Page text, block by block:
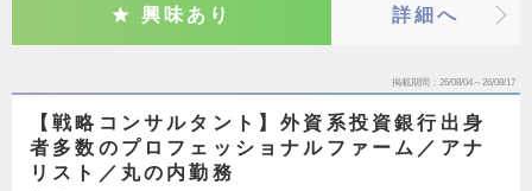
興味あり 詳細へ
掲載期間 26/08/04～26/08/17
【戦略コンサルタント】外資系投資銀行出身
者多数のプロフェッショナルファーム／アナ
リスト／丸の内勤務